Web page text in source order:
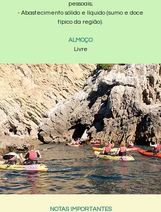
pessoais;
- Abastecimento sólido e líquido (sumo e doce
típico da região).
ALMOÇO
Livre​
NOTAS IMPORTANTES